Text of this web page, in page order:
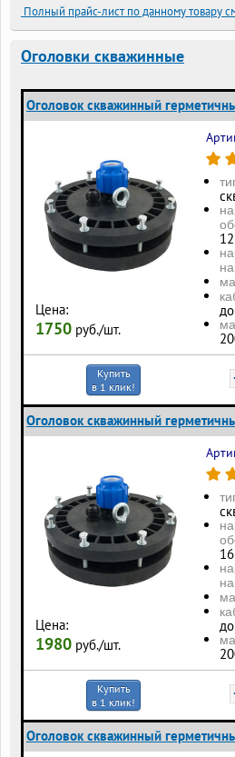
Полный прайс-лист по данному товару
Оголовки скважинные
Оголовок скважинный
Цена:
1750 руб./шт.
Купить
в 1 клик!
Оголовок скважинный
Цена:
1980 руб./шт.
Купить
в 1 клик!
Оголовок скважинный